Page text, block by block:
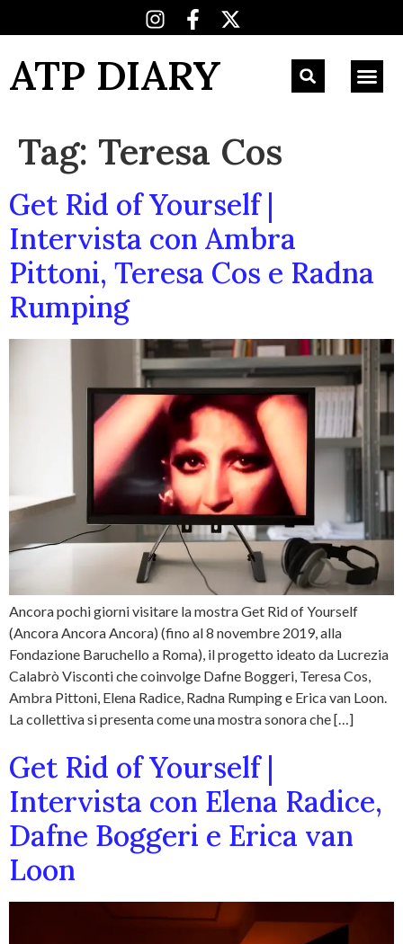
ATP DIARY
Tag: Teresa Cos
Get Rid of Yourself |
Intervista con Ambra
Pittoni, Teresa Cos e Radna
Rumping
Ancora pochi giorni visitare la mostra Get Rid of Yourself
(Ancora Ancora Ancora) (fino al 8 novembre 2019, alla
Fondazione Baruchello a Roma), il progetto ideato da Lucrezia
Calabrò Visconti che coinvolge Dafne Boggeri, Teresa Cos,
Ambra Pittoni, Elena Radice, Radna Rumping e Erica van Loon.
La collettiva si presenta come una mostra sonora che […]
Get Rid of Yourself |
Intervista con Elena Radice,
Dafne Boggeri e Erica van
Loon